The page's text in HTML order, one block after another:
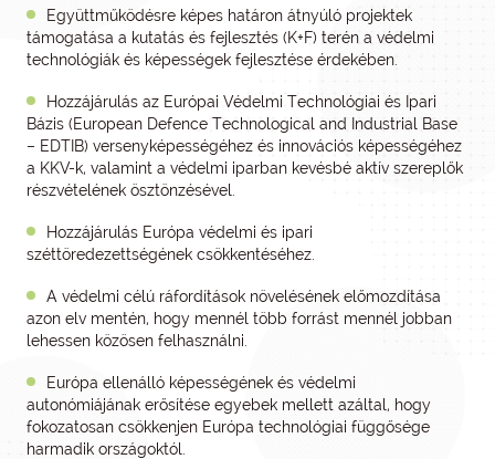
Együttműködésre képes határon átnyúló projektek
támogatása a kutatás és fejlesztés (K+F) terén a védelmi
technológiák és képességek fejlesztése érdekében.
Hozzájárulás az Európai Védelmi Technológiai és Ipari
Bázis (European Defence Technological and Industrial Base
– EDTIB) versenyképességéhez és innovációs képességéhez
a KKV-k, valamint a védelmi iparban kevésbé aktív szereplők
részvételének ösztönzésével.
Hozzájárulás Európa védelmi és ipari
széttöredezettségének csökkentéséhez.
A védelmi célú ráfordítások növelésének előmozdítása
azon elv mentén, hogy mennél több forrást mennél jobban
lehessen közösen felhasználni.
Európa ellenálló képességének és védelmi
autonómiájának erősítése egyebek mellett azáltal, hogy
fokozatosan csökkenjen Európa technológiai függősége
harmadik országoktól.